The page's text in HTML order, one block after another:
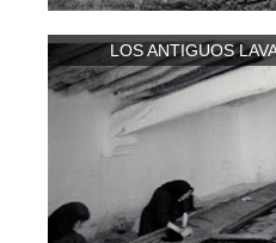
LOS ANTIGUOS